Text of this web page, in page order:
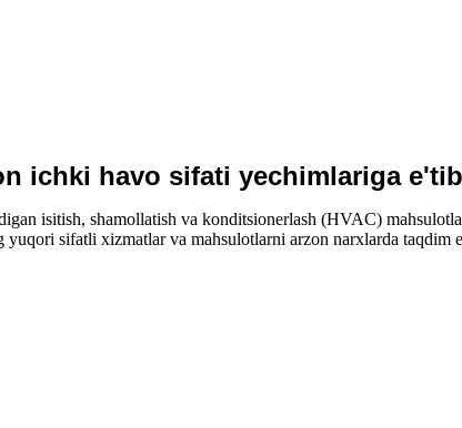
ichki havo sifati yechimlariga
isitish, shamollatish va konditsionerlash (HVAC)
sifatli xizmatlar va mahsulotlarni arzon narxlarda taqdim